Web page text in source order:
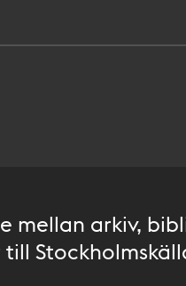
mellan arkiv,